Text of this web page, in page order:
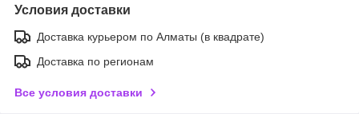
Условия доставки
Доставка курьером по Алматы (в квадрате)
Доставка по регионам
Все условия доставки